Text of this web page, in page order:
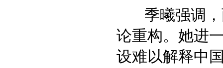
季曦强调，
论重构。她进
设难以解释中